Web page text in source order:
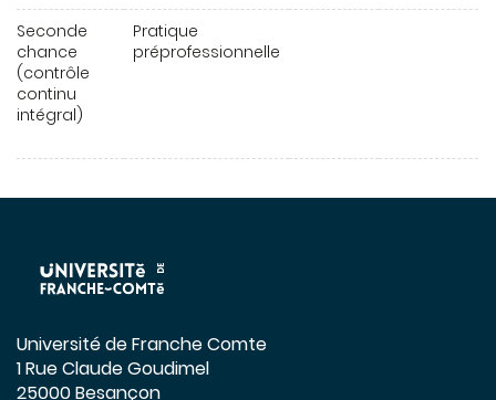
Seconde
chance
(contrôle
continu
intégral)
Pratique
préprofessionnelle
Université de Franche Comte
1 Rue Claude Goudimel
25000 Besançon